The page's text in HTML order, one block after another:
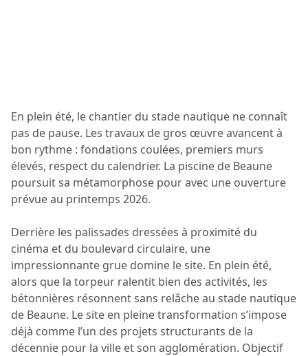
En plein été, le chantier du stade nautique ne connaît
pas de pause. Les travaux de gros œuvre avancent à
bon rythme : fondations coulées, premiers murs
élevés, respect du calendrier. La piscine de Beaune
poursuit sa métamorphose pour avec une ouverture
prévue au printemps 2026.
Derrière les palissades dressées à proximité du
cinéma et du boulevard circulaire, une
impressionnante grue domine le site. En plein été,
alors que la torpeur ralentit bien des activités, les
bétonnières résonnent sans relâche au stade nautique
de Beaune. Le site en pleine transformation s’impose
déjà comme l’un des projets structurants de la
décennie pour la ville et son agglomération. Objectif